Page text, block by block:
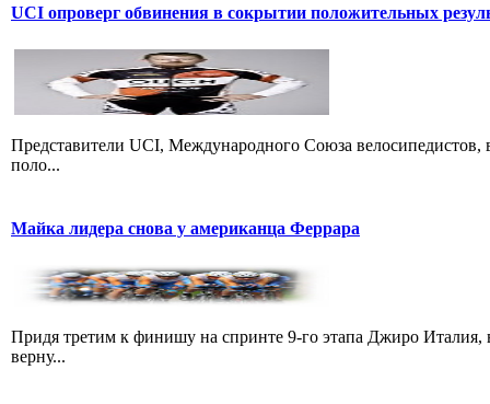
UCI опроверг обвинения в сокрытии положительных
Представители UCI, Международного Союза
поло...
Майка лидера снова у американца Феррара
Придя третим к финишу на спринте 9-го этапа Джиро
верну...